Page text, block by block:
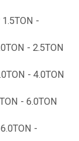
-
- 2.5TON
- 4.0TON
- 6.0TON
-